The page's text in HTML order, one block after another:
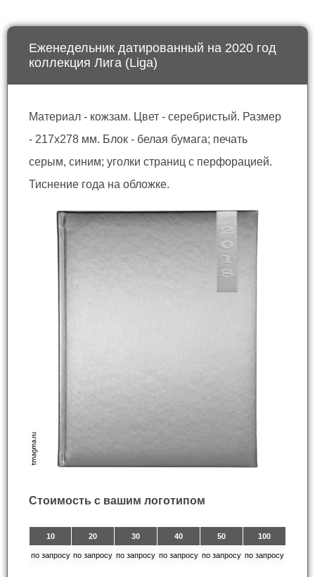
Еженедельник датированный на 2020 год
коллекция Лига (Liga)
Материал - кожзам. Цвет - серебристый. Размер
- 217x278 мм. Блок - белая бумага; печать
серым, синим; уголки страниц с перфорацией.
Тиснение года на обложке.
Стоимость с вашим логотипом
10 20 30 40 50 100
по запросу по запросу по запросу по запросу по запросу по запросу